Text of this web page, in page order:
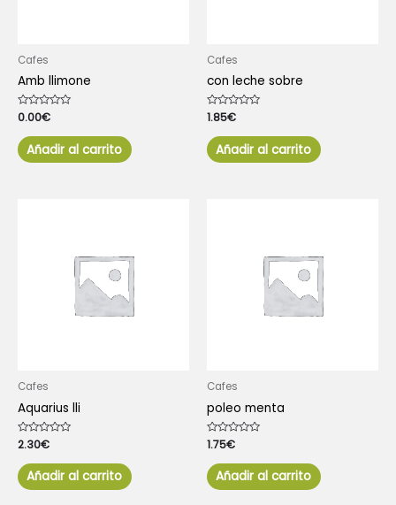
Cafes
Amb llimone
Valorado
con
de
5
0.00€
Añadir al carrito
Cafes
con leche sobre
Valorado
con
de
5
1.85€
Añadir al carrito
Cafes
Aquarius lli
Valorado
con
de
5
2.30€
Añadir al carrito
Cafes
poleo menta
Valorado
con
de
5
1.75€
Añadir al carrito